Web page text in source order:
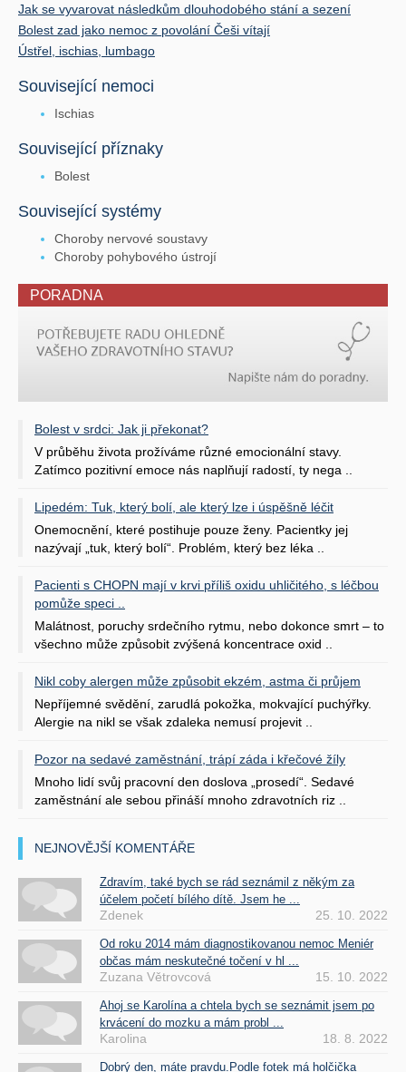
Jak se vyvarovat následkům dlouhodobého stání a sezení
Bolest zad jako nemoc z povolání Češi vítají
Ústřel, ischias, lumbago
Související nemoci
Ischias
Související příznaky
Bolest
Související systémy
Choroby nervové soustavy
Choroby pohybového ústrojí
PORADNA
Bolest v srdci: Jak ji překonat?
V průběhu života prožíváme různé emocionální stavy.
Zatímco pozitivní emoce nás naplňují radostí, ty nega ..
Lipedém: Tuk, který bolí, ale který lze i úspěšně léčit
Onemocnění, které postihuje pouze ženy. Pacientky jej
nazývají „tuk, který bolí“. Problém, který bez léka ..
Pacienti s CHOPN mají v krvi příliš oxidu uhličitého, s léčbou
pomůže speci ..
Malátnost, poruchy srdečního rytmu, nebo dokonce smrt – to
všechno může způsobit zvýšená koncentrace oxid ..
Nikl coby alergen může způsobit ekzém, astma či průjem
Nepříjemné svědění, zarudlá pokožka, mokvající puchýřky.
Alergie na nikl se však zdaleka nemusí projevit ..
Pozor na sedavé zaměstnání, trápí záda i křečové žíly
Mnoho lidí svůj pracovní den doslova „prosedí“. Sedavé
zaměstnání ale sebou přináší mnoho zdravotních riz ..
NEJNOVĚJŠÍ KOMENTÁŘE
Zdravím, také bych se rád seznámil z někým za
účelem početí bílého dítě. Jsem he ...
Zdenek 25. 10. 2022
Od roku 2014 mám diagnostikovanou nemoc Meniér
občas mám neskutečné točení v hl ...
Zuzana Větrovcová 15. 10. 2022
Ahoj se Karolína a chtela bych se seznámit jsem po
krvácení do mozku a mám probl ...
Karolina 18. 8. 2022
Dobrý den, máte pravdu.Podle fotek má holčička